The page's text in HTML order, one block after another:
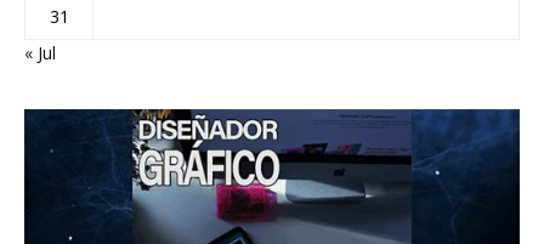
31
« Jul